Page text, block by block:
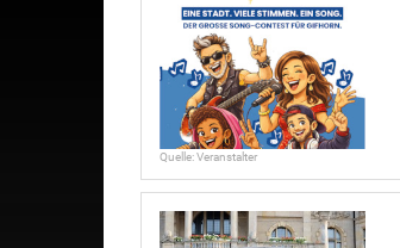
Quelle: Veranstalter